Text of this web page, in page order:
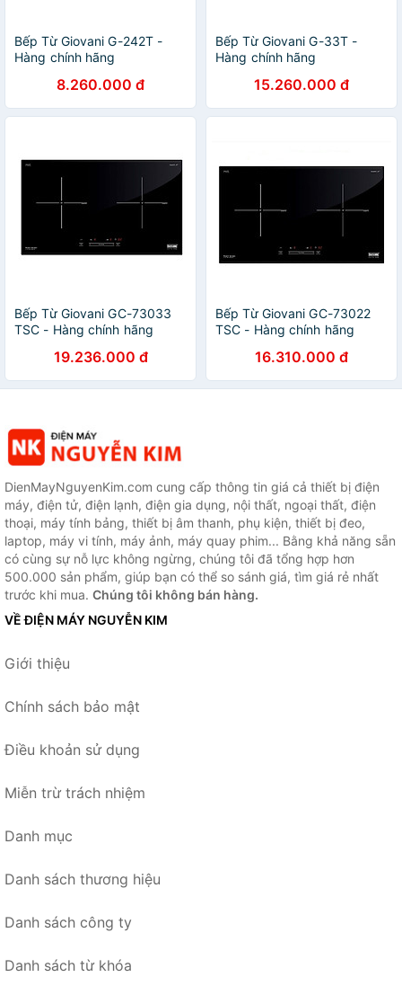
Bếp Từ Giovani G-242T -
Hàng chính hãng
8.260.000 đ
Bếp Từ Giovani G-33T -
Hàng chính hãng
15.260.000 đ
Bếp Từ Giovani GC-73033
TSC - Hàng chính hãng
19.236.000 đ
Bếp Từ Giovani GC-73022
TSC - Hàng chính hãng
16.310.000 đ
DienMayNguyenKim.com cung cấp thông tin giá cả thiết bị điện
máy, điện tử, điện lạnh, điện gia dụng, nội thất, ngoại thất, điện
thoại, máy tính bảng, thiết bị âm thanh, phụ kiện, thiết bị đeo,
laptop, máy vi tính, máy ảnh, máy quay phim... Bằng khả năng sẵn
có cùng sự nỗ lực không ngừng, chúng tôi đã tổng hợp hơn
500.000 sản phẩm, giúp bạn có thể so sánh giá, tìm giá rẻ nhất
trước khi mua. Chúng tôi không bán hàng.
VỀ ĐIỆN MÁY NGUYỄN KIM
Giới thiệu
Chính sách bảo mật
Điều khoản sử dụng
Miễn trừ trách nhiệm
Danh mục
Danh sách thương hiệu
Danh sách công ty
Danh sách từ khóa